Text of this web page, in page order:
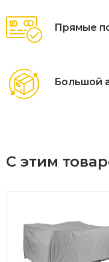
Прямые
Большой
С этим